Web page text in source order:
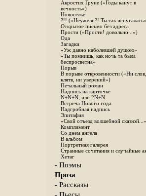
Акростих Груне («Годы канут в
вечность»)
Новоселье
?!! («Неужели?! Ты так
Открытое письмо без адреса
Прости («Прости! довольно...»)
Ода
Загадки
«Уж давно наболевшей душою»
«Ты помнишь, как ночь та была
беспросветна»
Порыв
В порыве откровенности («Ни
клятв, ни уверений»)
Печальный роман
Надпись на карточке
N+N+N, или 2N+N
Встреча Нового года
Надгробная надпись
Эпитафия
«Свой отъезд волшебной сказкой...»
Комплимент
Со днем ангела
В альбом
Портретная галерея
Странные сочетания и случайные
Хетаг
- Поэмы
Проза
- Рассказы